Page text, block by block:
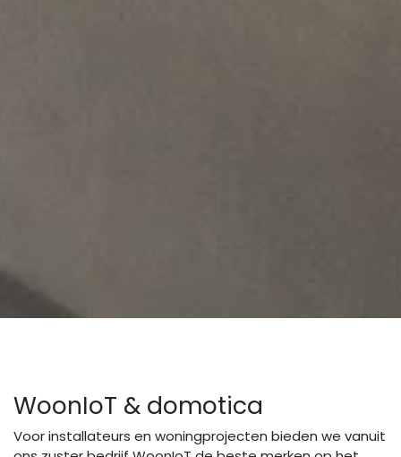
WoonIoT & domotica
Voor installateurs en woningprojecten bieden we vanuit